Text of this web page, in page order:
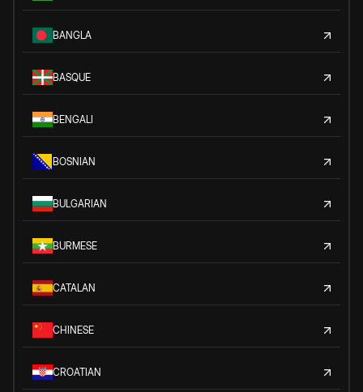
BANGLA
BASQUE
BENGALI
BOSNIAN
BULGARIAN
BURMESE
CATALAN
CHINESE
CROATIAN